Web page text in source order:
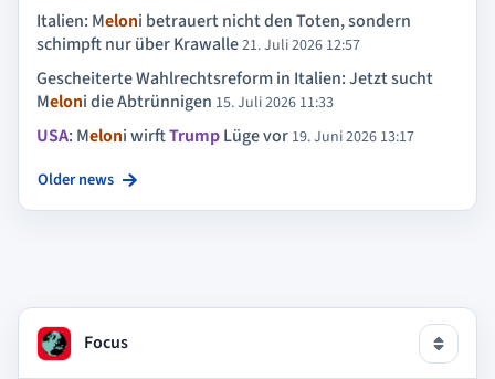
Italien: Meloni betrauert nicht den Toten, sondern
schimpft nur über Krawalle21. Juli 2026 12:57
Gescheiterte Wahlrechtsreform in Italien: Jetzt sucht
Meloni die Abtrünnigen 15. Juli 2026 11:33
USA: Meloni wirftTrumpLüge vor 19. Juni 2026 13:17
Older news
Focus